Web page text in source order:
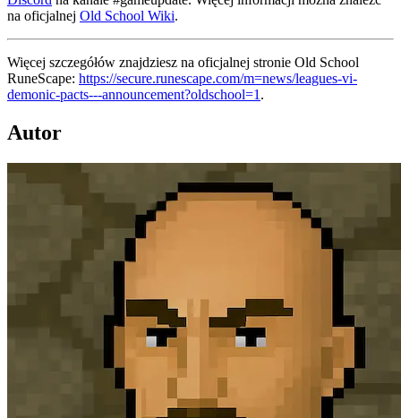
na oficjalnej Old School Wiki.
Więcej szczegółów znajdziesz na oficjalnej stronie Old School
RuneScape: https://secure.runescape.com/m=news/leagues-vi-
demonic-pacts---announcement?oldschool=1.
Autor